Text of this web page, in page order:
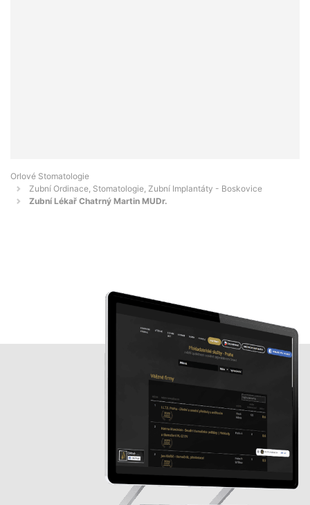
Orlové Stomatologie
Zubní Ordinace, Stomatologie, Zubní Implantáty - Boskovice
Zubní Lékař Chatrný Martin MUDr.